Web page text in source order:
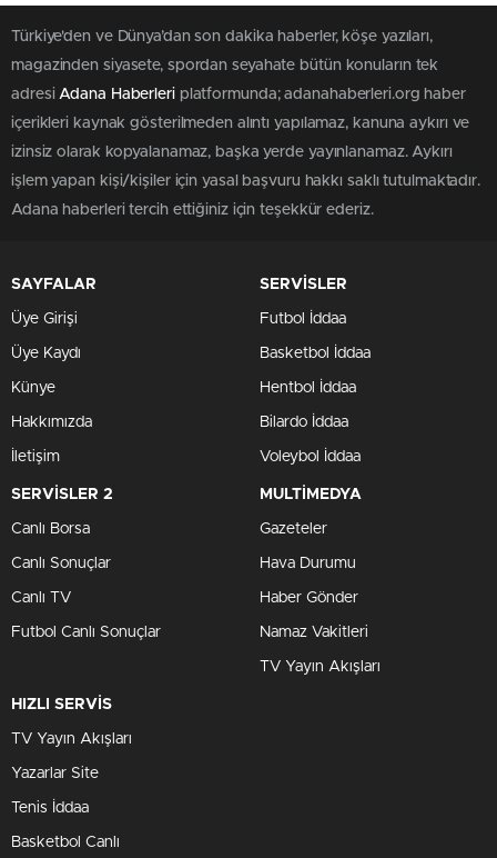
Türkiye'den ve Dünya’dan son dakika haberler, köşe yazıları,
magazinden siyasete, spordan seyahate bütün konuların tek
adresiAdana Haberleriplatformunda; adanahaberleri.org haber
içerikleri kaynak gösterilmeden alıntı yapılamaz, kanuna aykırı ve
izinsiz olarak kopyalanamaz, başka yerde yayınlanamaz. Aykırı
işlem yapan kişi/kişiler için yasal başvuru hakkı saklı tutulmaktadır.
Adana haberleri tercih ettiğiniz için teşekkür ederiz.
SAYFALAR
Üye Girişi
Üye Kaydı
Künye
Hakkımızda
İletişim
SERVİSLER
Futbol İddaa
Basketbol İddaa
Hentbol İddaa
Bilardo İddaa
Voleybol İddaa
SERVİSLER 2
Canlı Borsa
Canlı Sonuçlar
Canlı TV
Futbol Canlı Sonuçlar
MULTİMEDYA
Gazeteler
Hava Durumu
Haber Gönder
Namaz Vakitleri
TV Yayın Akışları
HIZLI SERVİS
TV Yayın Akışları
Yazarlar Site
Tenis İddaa
Basketbol Canlı